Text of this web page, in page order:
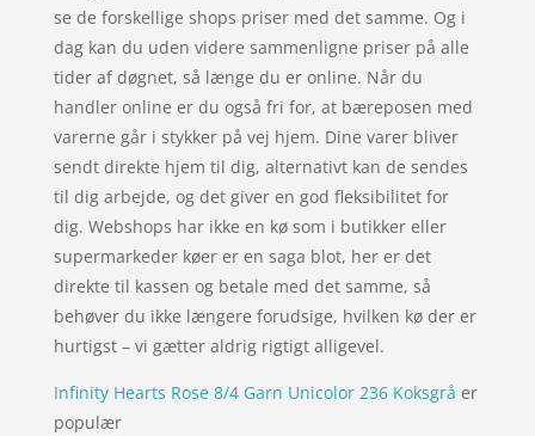
se de forskellige shops priser med det samme. Og i
dag kan du uden videre sammenligne priser på alle
tider af døgnet, så længe du er online. Når du
handler online er du også fri for, at bæreposen med
varerne går i stykker på vej hjem. Dine varer bliver
sendt direkte hjem til dig, alternativt kan de sendes
til dig arbejde, og det giver en god fleksibilitet for
dig. Webshops har ikke en kø som i butikker eller
supermarkeder køer er en saga blot, her er det
direkte til kassen og betale med det samme, så
behøver du ikke længere forudsige, hvilken kø der er
hurtigst – vi gætter aldrig rigtigt alligevel.
Infinity Hearts Rose 8/4 Garn Unicolor 236 Koksgrå er
populær